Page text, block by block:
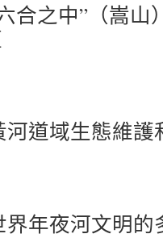
合之中”（嵩
河道域生態維
界年夜河文明